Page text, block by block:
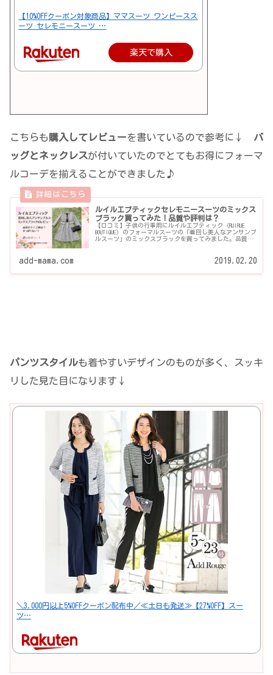
【10%OFFクーポン対象商品】ママスーツ ワンピースス
ーツ セレモニースーツ …
楽天で購入
こちらも購入してレビューを書いているので参考に↓ バ
ッグとネックレスが付いていたのでとてもお得にフォーマ
ルコーデを揃えることができました♪
ルイルエブティックセレモニースーツのミックス
ブラック買ってみた！品質や評判は？
【口コミ】子供の行事用にルイルエブティック（RUIRUE
BOUTIQUE）のフォーマルスーツの「着回し美人なアンサンブ
ルスーツ」のミックスブラックを買ってみました。品質や
add-mama.com 2019.02.20
パンツスタイルも着やすいデザインのものが多く、スッキ
リした見た目になります↓
＼3,000円以上5%OFFクーポン配布中／≪土日も発送≫【27%OFF】スー
ツ…